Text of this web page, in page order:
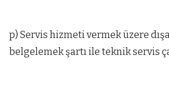
p) Servis hizmeti vermek üzere
belgelemek şartı ile teknik servis